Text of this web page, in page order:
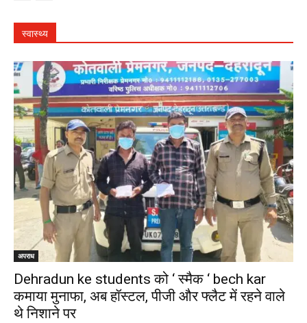
स्वास्थ्य
अपराध
Dehradun ke students को ‘ स्मैक ‘ bech kar
कमाया मुनाफा, अब हॉस्टल, पीजी और फ्लैट में रहने वाले
थे निशाने पर